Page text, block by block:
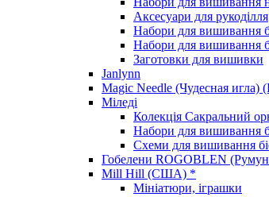
Аксесуари для рукоділля
Набори для вишивання
Набори для вишивання
Заготовки для вишивки
Janlynn
Magic Needle (Чудесная
Міледі
Колекція Сакральний
Набори для вишивання
Схеми для вишивання
Гобелени ROGOBLEN
Mill Hill (США) *
Мініатюри, іграшки